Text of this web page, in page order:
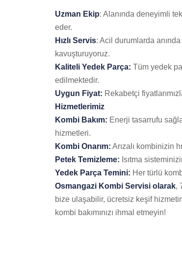
Uzman Ekip: Alanında deneyimli
eder.
Hızlı Servis: Acil durumlarda
kavuşturuyoruz.
Kaliteli Yedek Parça: Tüm yedek
edilmektedir.
Uygun Fiyat: Rekabetçi
Hizmetlerimiz
Kombi Bakım: Enerji tasarrufu
hizmetleri.
Kombi Onarım: Arızalı kombinizin
Petek Temizleme: Isıtma
Yedek Parça Temini: Her türlü
Osmangazi Kombi Servisi olarak,
bize ulaşabilir, ücretsiz keşif
kombi bakımınızı ihmal etmeyin!